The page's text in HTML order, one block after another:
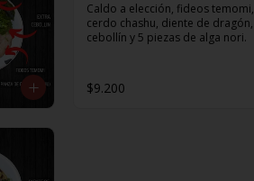
Caldo a elección, fideos temomi,
cerdo chashu, diente de dragón,
cebollín y 5 piezas de alga nori.
$9.200